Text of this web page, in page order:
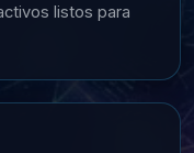
listos para